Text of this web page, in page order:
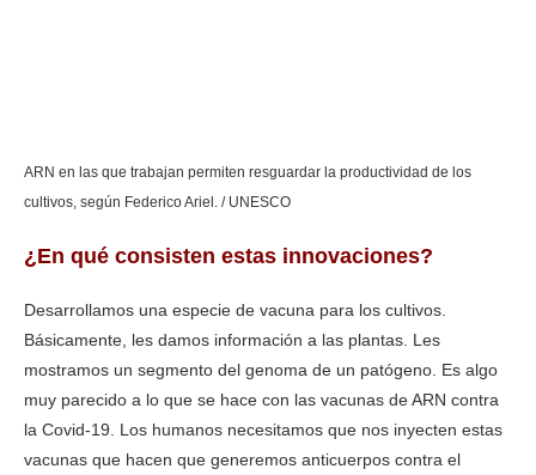
ARN en las que trabajan permiten resguardar la productividad de los
cultivos, según Federico Ariel. / UNESCO
¿En qué consisten estas innovaciones?
Desarrollamos una especie de vacuna para los cultivos.
Básicamente, les damos información a las plantas. Les
mostramos un segmento del genoma de un patógeno. Es algo
muy parecido a lo que se hace con las vacunas de ARN contra
la Covid-19. Los humanos necesitamos que nos inyecten estas
vacunas que hacen que generemos anticuerpos contra el